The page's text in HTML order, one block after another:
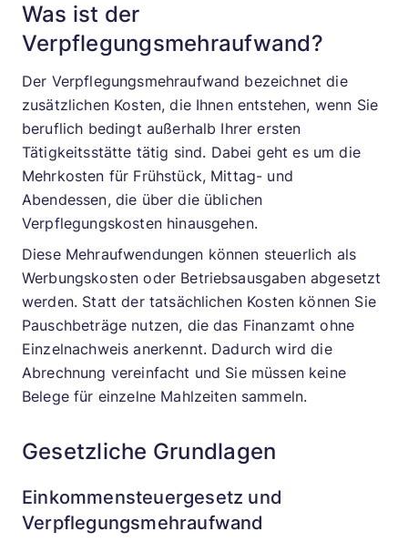
Was ist der
Verpflegungsmehraufwand?
Der Verpflegungsmehraufwand bezeichnet die
zusätzlichen Kosten, die Ihnen entstehen, wenn Sie
beruflich bedingt außerhalb Ihrer ersten
Tätigkeitsstätte tätig sind. Dabei geht es um die
Mehrkosten für Frühstück, Mittag- und
Abendessen, die über die üblichen
Verpflegungskosten hinausgehen.
Diese Mehraufwendungen können steuerlich als
Werbungskosten oder Betriebsausgaben abgesetzt
werden. Statt der tatsächlichen Kosten können Sie
Pauschbeträge nutzen, die das Finanzamt ohne
Einzelnachweis anerkennt. Dadurch wird die
Abrechnung vereinfacht und Sie müssen keine
Belege für einzelne Mahlzeiten sammeln.
Gesetzliche Grundlagen
Einkommensteuergesetz und
Verpflegungsmehraufwand